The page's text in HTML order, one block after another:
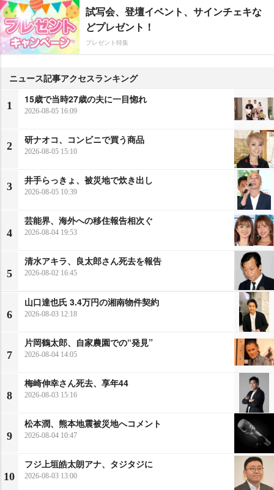
試写会、登壇イベント、サインチェキな
どプレゼント！
プレゼント特集
ニュース記事アクセスランキング
1
15歳で当時27歳の夫に一目惚れ
2026-08-05 16:09
2
研ナオコ、コンビニで買う商品
2026-08-05 15:10
3
井手らっきょ、被災地で炊き出し
2026-08-05 10:39
4
芸能界、海外への移住報告相次ぐ
2026-08-04 19:53
5
清水アキラ、良太郎さん死去を報告
2026-08-02 16:45
6
山口達也氏 3.4万円の湘南物件契約
2026-08-03 12:18
7
片岡鶴太郎、自家農園での“発見”
2026-08-04 14:05
8
梅崎伸幸さん死去、享年44
2026-08-03 15:16
9
松本潤、熊本地震被災地へコメント
2026-08-04 10:47
10
フジ上垣皓太朗アナ、タジタジに
2026-08-03 13:00